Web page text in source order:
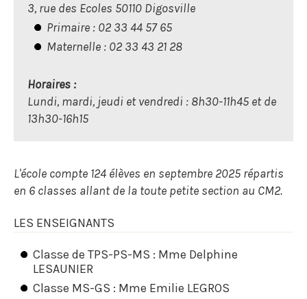
3, rue des Ecoles 50110 Digosville
Primaire : 02 33 44 57 65
Maternelle : 02 33 43 21 28
Horaires :
Lundi, mardi, jeudi et vendredi : 8h30-11h45 et de
13h30-16h15
L'école compte 124 élèves en septembre 2025 répartis
en 6 classes allant de la toute petite section au CM2.
LES ENSEIGNANTS
Classe de TPS-PS-MS : Mme Delphine
LESAUNIER
Classe MS-GS : Mme Emilie LEGROS